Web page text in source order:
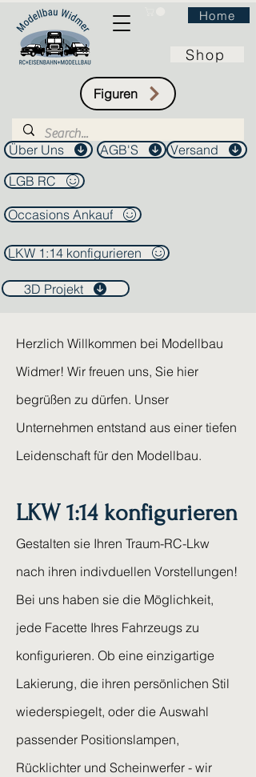
Home
Shop
Figuren
Über Uns AGB'S
Versand
LGB RC
Occasions Ankauf
LKW 1:14 konfigurieren
3D Projekt
Herzlich Willkommen bei Modellbau
Widmer! Wir freuen uns, Sie hier
begrüßen zu dürfen. Unser
Unternehmen entstand aus einer tiefen
Leidenschaft für den Modellbau.
LKW 1:14 konfigurieren
Gestalten sie Ihren Traum-RC-Lkw
nach ihren indivduellen Vorstellungen!
Bei uns haben sie die Möglichkeit,
jede Facette Ihres Fahrzeugs zu
konfigurieren. Ob eine einzigartige
Lakierung, die ihren persönlichen Stil
wiederspiegelt, oder die Auswahl
passender Positionslampen,
Rücklichter und Scheinwerfer - wir